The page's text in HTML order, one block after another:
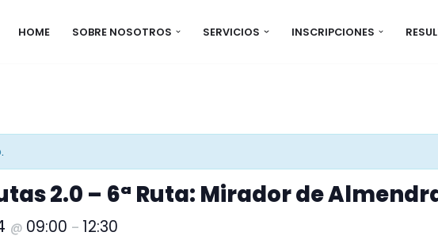
HOME SOBRE NOSOTROS SERVICIOS INSCRIPCIONES
2.0 – 6ª Ruta: Mirador de
@ 09:00 – 12:30